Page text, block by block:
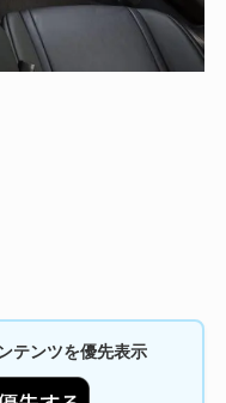
テンツを優先表示